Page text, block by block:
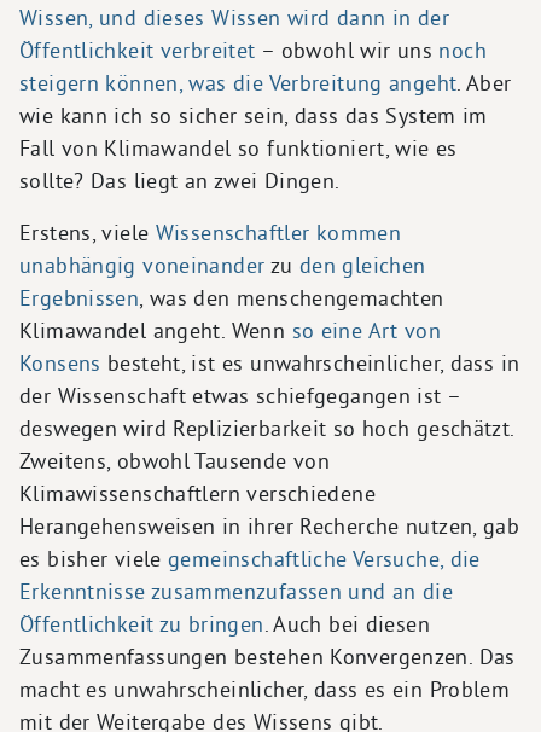
Wissen, und dieses Wissen wird dann in der
Öffentlichkeit verbreitet – obwohl wir uns noch
steigern können, was die Verbreitung angeht . Aber
wie kann ich so sicher sein, dass das System im
Fall von Klimawandel so funktioniert, wie es
sollte? Das liegt an zwei Dingen.
Erstens, viele Wissenschaftler kommen
unabhängig voneinander zu den gleichen
Ergebnissen , was den menschengemachten
Klimawandel angeht. Wenn so eine Art von
Konsens besteht, ist es unwahrscheinlicher, dass in
der Wissenschaft etwas schiefgegangen ist –
deswegen wird Replizierbarkeit so hoch geschätzt.
Zweitens, obwohl Tausende von
Klimawissenschaftlern verschiedene
Herangehensweisen in ihrer Recherche nutzen, gab
es bisher viele gemeinschaftliche Versuche, die
Erkenntnisse zusammenzufassen und an die
Öffentlichkeit zu bringen . Auch bei diesen
Zusammenfassungen bestehen Konvergenzen. Das
macht es unwahrscheinlicher, dass es ein Problem
mit der Weitergabe des Wissens gibt.